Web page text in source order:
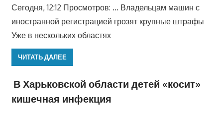
Сегодня, 12:12 Просмотров: … Владельцам машин с
иностранной регистрацией грозят крупные штрафы
Уже в нескольких областях
ЧИТАТЬ ДАЛЕЕ
В Харьковской области детей «косит»
кишечная инфекция